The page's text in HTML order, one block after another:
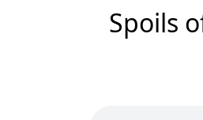
Spoils